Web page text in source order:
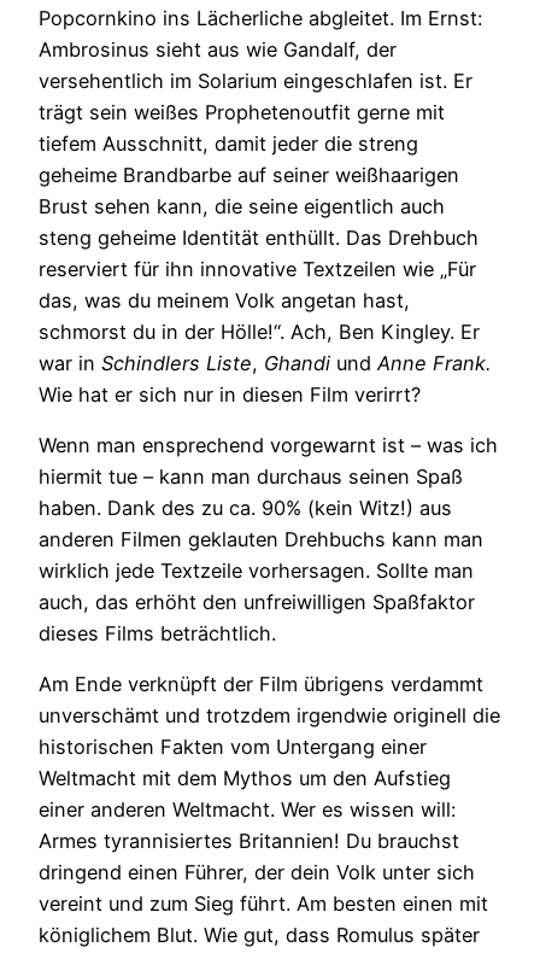
Popcornkino ins Lächerliche abgleitet. Im Ernst:
Ambrosinus sieht aus wie Gandalf, der
versehentlich im Solarium eingeschlafen ist. Er
trägt sein weißes Prophetenoutfit gerne mit
tiefem Ausschnitt, damit jeder die streng
geheime Brandbarbe auf seiner weißhaarigen
Brust sehen kann, die seine eigentlich auch
steng geheime Identität enthüllt. Das Drehbuch
reserviert für ihn innovative Textzeilen wie „Für
das, was du meinem Volk angetan hast,
schmorst du in der Hölle!“. Ach, Ben Kingley. Er
war in Schindlers Liste, Ghandi und Anne Frank.
Wie hat er sich nur in diesen Film verirrt?
Wenn man ensprechend vorgewarnt ist – was ich
hiermit tue – kann man durchaus seinen Spaß
haben. Dank des zu ca. 90% (kein Witz!) aus
anderen Filmen geklauten Drehbuchs kann man
wirklich jede Textzeile vorhersagen. Sollte man
auch, das erhöht den unfreiwilligen Spaßfaktor
dieses Films beträchtlich.
Am Ende verknüpft der Film übrigens verdammt
unverschämt und trotzdem irgendwie originell die
historischen Fakten vom Untergang einer
Weltmacht mit dem Mythos um den Aufstieg
einer anderen Weltmacht. Wer es wissen will:
Armes tyrannisiertes Britannien! Du brauchst
dringend einen Führer, der dein Volk unter sich
vereint und zum Sieg führt. Am besten einen mit
königlichem Blut. Wie gut, dass Romulus später